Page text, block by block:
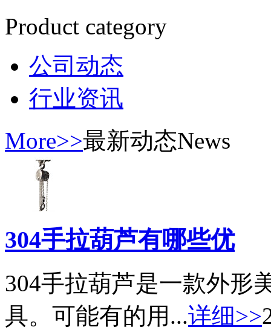
Product category
公司动态
行业资讯
More>>最新动态News
304手拉葫芦有哪些优
304手拉葫芦是一款外形
具。可能有的用...详细>>